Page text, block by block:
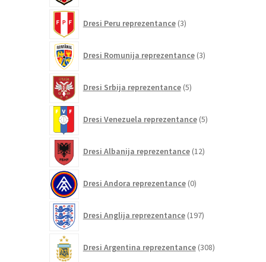
Dresi Peru reprezentance 3izdelki
Dresi Romunija reprezentance 3izdelki
Dresi Srbija reprezentance 5izdelkov
Dresi Venezuela reprezentance 5izdelkov
Dresi Albanija reprezentance 12izdelkov
Dresi Andora reprezentance 0izdelkov
Dresi Anglija reprezentance 197izdelkov
Dresi Argentina reprezentance 308izdelkov